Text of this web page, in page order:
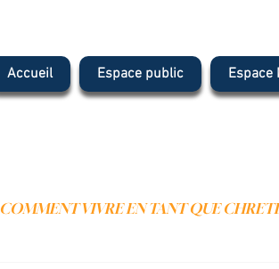
Accueil Espace public Espace
COMMENT VIVRE EN TANT QUE